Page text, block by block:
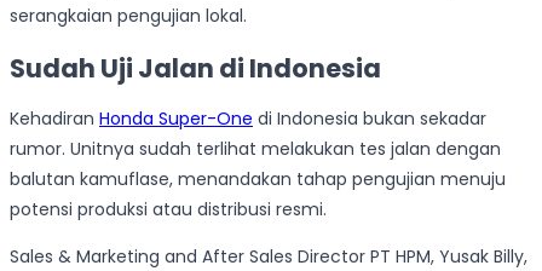
serangkaian pengujian lokal.
Sudah Uji Jalan di Indonesia
Kehadiran Honda Super-One di Indonesia bukan sekadar
rumor. Unitnya sudah terlihat melakukan tes jalan dengan
balutan kamuflase, menandakan tahap pengujian menuju
potensi produksi atau distribusi resmi.
Sales & Marketing and After Sales Director PT HPM, Yusak Billy,